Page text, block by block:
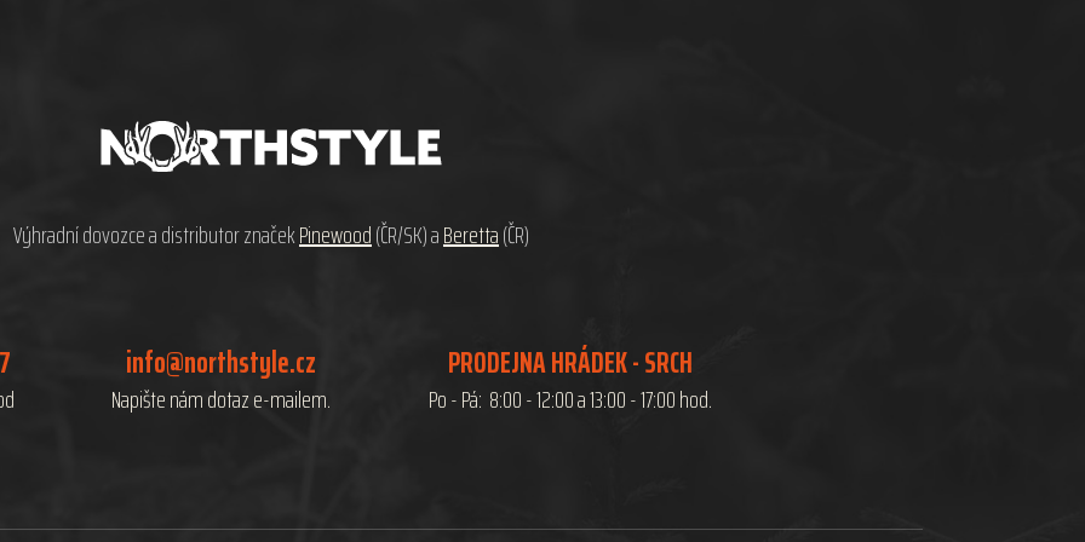
Výhradní dovozce a distributor značekPinewood(ČR/SK) aBeretta(ČR)
info@northstyle.cz
Napište nám dotaz e-mailem.
PRODEJNA HRÁDEK - SRCH
Po - Pá: 8:00 - 12:00 a 13:00 - 17:00 hod.